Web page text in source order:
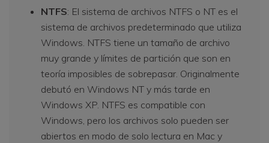
NTFS: El sistema de archivos NTFS o NT es el
sistema de archivos predeterminado que utiliza
Windows. NTFS tiene un tamaño de archivo
muy grande y límites de partición que son en
teoría imposibles de sobrepasar. Originalmente
debutó en Windows NT y más tarde en
Windows XP. NTFS es compatible con
Windows, pero los archivos solo pueden ser
abiertos en modo de solo lectura en Mac y